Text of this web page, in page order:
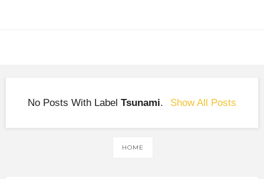
No Posts With LabelTsunami. Show All Posts
HOME